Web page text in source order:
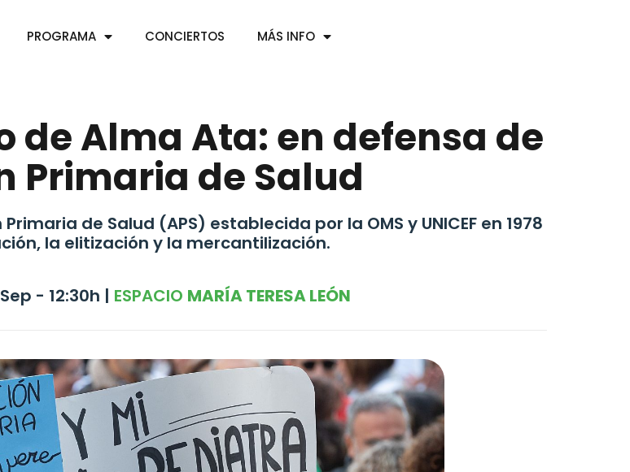
PROGRAMA CONCIERTOS MÁS INFO
de Alma Ata: en defensa de
Primaria de Salud
de Salud (APS) establecida por la OMS y UNICEF en 1978
la elitización y la mercantilización.
- 12:30h | ESPACIO MARÍA TERESA LEÓN